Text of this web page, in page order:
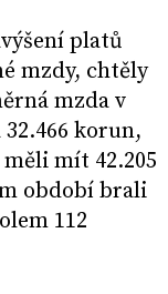
platů
mzdy, chtěly
mzda v
korun,
mít 42.205
období brali
112